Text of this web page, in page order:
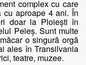
complex cu care
cu aproape 4 ani. În
doar la Ploieşti în
Peleş. Sunt multe
o singură orgă
ales în Transilvania
teatre, muzee.